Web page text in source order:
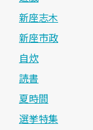
新座志木
新座市政
自炊
読書
夏時間
選挙特集